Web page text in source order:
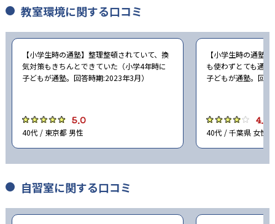
教室環境に関する口コミ
【小学生時の通塾】整理整頓されていて、換
気対策もきちんとできていた（小学4年時に
子どもが通塾。回答時期:2023年3月）
5.0
40代 / 東京都 男性
【小学生時の通塾
も使わずとても通
子どもが通塾。回
4.0
40代 / 千葉県 女性
自習室に関する口コミ